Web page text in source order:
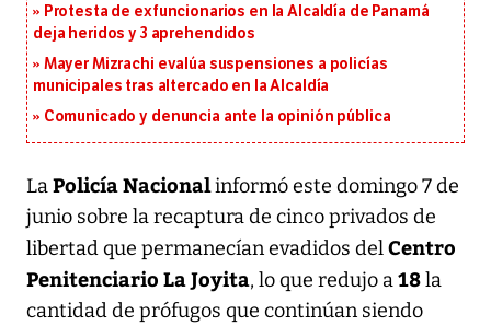
Protesta de exfuncionarios en la Alcaldía de Panamá
deja heridos y 3 aprehendidos
Mayer Mizrachi evalúa suspensiones a policías
municipales tras altercado en la Alcaldía
Comunicado y denuncia ante la opinión pública
LaPolicía Nacionalinformó este domingo 7 de
junio sobre la recaptura de cinco privados de
libertad que permanecían evadidos delCentro
Penitenciario La Joyita, lo que redujo a18la
cantidad de prófugos que continúan siendo